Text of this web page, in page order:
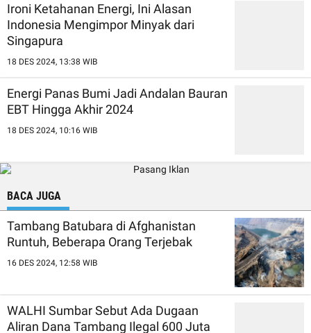
Ironi Ketahanan Energi, Ini Alasan
Indonesia Mengimpor Minyak dari
Singapura
18 DES 2024, 13:38 WIB
Energi Panas Bumi Jadi Andalan Bauran
EBT Hingga Akhir 2024
18 DES 2024, 10:16 WIB
BACA JUGA
Tambang Batubara di Afghanistan
Runtuh, Beberapa Orang Terjebak
16 DES 2024, 12:58 WIB
WALHI Sumbar Sebut Ada Dugaan
Aliran Dana Tambang Ilegal 600 Juta